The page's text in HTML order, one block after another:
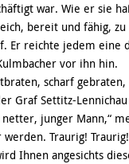
war. Wie er sie
bereit und fähig,
Er reichte jedem eine
vor ihn hin.
scharf
Graf Settitz-
netter, junger Mann,“
werden. Traurig!
Ihnen angesichts